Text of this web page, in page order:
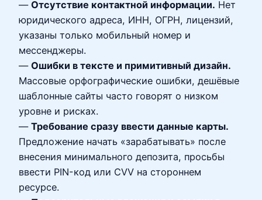
— Отсутствие контактной информации. Нет
юридического адреса, ИНН, ОГРН, лицензий,
указаны только мобильный номер и
мессенджеры.
— Ошибки в тексте и примитивный дизайн.
Массовые орфографические ошибки, дешёвые
шаблонные сайты часто говорят о низком
уровне и рисках.
— Требование сразу ввести данные карты.
Предложение начать «зарабатывать» после
внесения минимального депозита, просьбы
ввести PIN-код или CVV на стороннем
ресурсе.